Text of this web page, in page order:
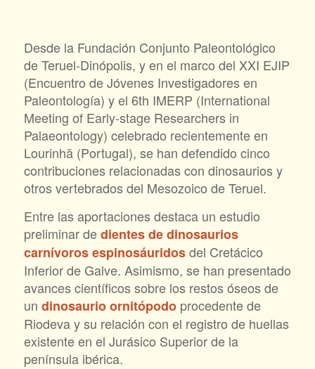
Desde la Fundación Conjunto Paleontológico
de Teruel-Dinópolis, y en el marco del XXI EJIP
(Encuentro de Jóvenes Investigadores en
Paleontología) y el 6th IMERP (International
Meeting of Early-stage Researchers in
Palaeontology) celebrado recientemente en
Lourinhã (Portugal), se han defendido cinco
contribuciones relacionadas con dinosaurios y
otros vertebrados del Mesozoico de Teruel.
Entre las aportaciones destaca un estudio
preliminar dedientes de dinosaurios
carnívoros espinosáuridosdel Cretácico
Inferior de Galve. Asimismo, se han presentado
avances científicos sobre los restos óseos de
un dinosaurio ornitópodo procedente de
Riodeva y su relación con el registro de huellas
existente en el Jurásico Superior de la
península ibérica.